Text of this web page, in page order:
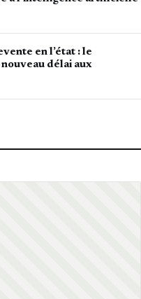
en l’état : le
délai aux